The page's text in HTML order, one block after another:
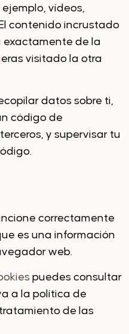
vídeos,
contenido incrustado
exactamente de la
visitado la otra
datos sobre ti,
código de
y supervisar tu
correctamente
es una información
web.
puedes consultar
a la política de
de las